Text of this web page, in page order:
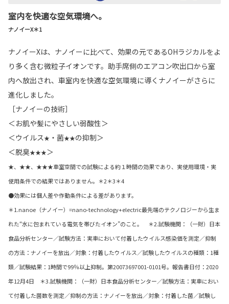
室内を快適な空気環境へ。
ナノイーX＊1
ナノイーXは、ナノイーに比べて、効果の元であるOHラジカルをよ
り多く含む微粒子イオンです。助手席側のエアコン吹出口から室
内へ放出され、車室内を快適な空気環境に導くナノイーがさらに
進化しました。
［ナノイーの技術］
＜お肌や髪にやさしい弱酸性＞
＜ウイルス★ ・菌★★の抑制＞
＜脱臭★★★＞
★、★★、★★★車室空間での試験による約１時間の効果であり、実使用環境・実
使用条件での結果ではありません。＊2＊3＊4
●効果には個人差や作動条件による差があります。
＊1.nanoe（ナノイー）=nano-technology+electric最先端のテクノロジーから生ま
れた“水に包まれている電気を帯びたイオン”のこと。 ＊2.試験機関：（一財）日本
食品分析センター／試験方法：実車において付着したウイルス感染価を測定／抑制
の方法：ナノイーを放出／対象：付着したウイルス／試験したウイルスの種類：1種
類／試験結果：1時間で99％以上抑制。第20073697001-0101号。報告書日付：2020
年12月4日 ＊3.試験機関：（一財）日本食品分析センター／試験方法：実車におい
て付着した菌数を測定／抑制の方法：ナノイーを放出／対象：付着した菌／試験し